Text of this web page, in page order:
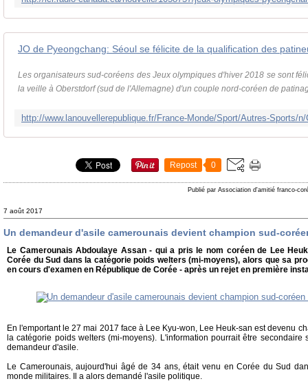
JO de Pyeongchang: Séoul se félicite de la qualification des
Les organisateurs sud-coréens des Jeux olympiques d'hiver 2018 se sont
la veille à Oberstdorf (sud de l'Allemagne) d'un couple nord-coréen de
Repost 0
Publié par Association d'amitié franco-
7 août 2017
Un demandeur d'asile camerounais devient champion sud-
Le Camerounais Abdoulaye Assan - qui a pris le nom coréen de Lee
Corée du Sud dans la catégorie poids welters (mi-moyens), alors que sa
en cours d'examen en République de Corée - après un rejet en première
En l'emportant le 27 mai 2017 face à Lee Kyu-won, Lee Heuk-san est devenu
la catégorie poids welters (mi-moyens). L'information pourrait être
demandeur d'asile.
Le Camerounais, aujourd'hui âgé de 34 ans, était venu en Corée du Sud
monde militaires. Il a alors demandé l'asile politique.